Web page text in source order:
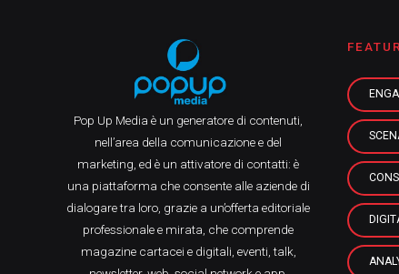
Pop Up Media è un generatore di contenuti,
nell’area della comunicazione e del
marketing, ed è un attivatore di contatti: è
una piattaforma che consente alle aziende di
dialogare tra loro, grazie a un’offerta editoriale
professionale e mirata, che comprende
magazine cartacei e digitali, eventi, talk,